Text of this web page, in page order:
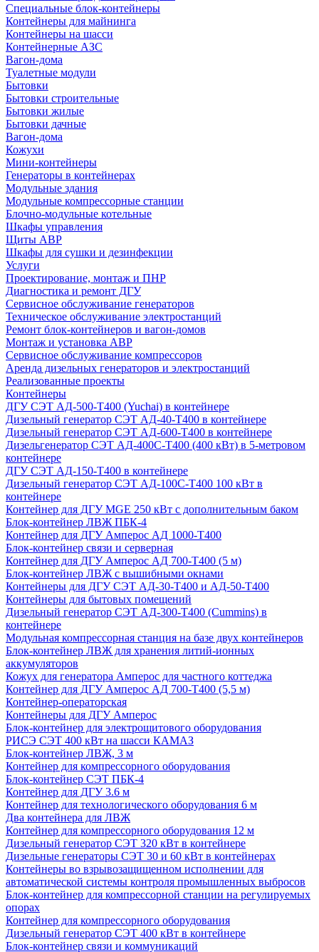
Специальные блок-контейнеры
Контейнеры для майнинга
Контейнеры на шасси
Контейнерные АЗС
Вагон-дома
Туалетные модули
Бытовки
Бытовки строительные
Бытовки жилые
Бытовки дачные
Вагон-дома
Кожухи
Мини-контейнеры
Генераторы в контейнерах
Модульные здания
Модульные компрессорные станции
Блочно-модульные котельные
Шкафы управления
Щиты АВР
Шкафы для сушки и дезинфекции
Услуги
Проектирование, монтаж и ПНР
Диагностика и ремонт ДГУ
Сервисное обслуживание генераторов
Техническое обслуживание электростанций
Ремонт блок-контейнеров и вагон-домов
Монтаж и установка АВР
Сервисное обслуживание компрессоров
Аренда дизельных генераторов и электростанций
Реализованные проекты
Контейнеры
ДГУ СЭТ АД-500-Т400 (Yuchai) в контейнере
Дизельный генератор СЭТ АД-40-Т400 в контейнере
Дизельный генератор СЭТ АД-600-Т400 в контейнере
Дизельгенератор СЭТ АД-400С-Т400 (400 кВт) в 5-метровом
контейнере
ДГУ СЭТ АД-150-Т400 в контейнере
Дизельный генератор СЭТ АД-100С-Т400 100 кВт в
контейнере
Контейнер для ДГУ MGE 250 кВт с дополнительным баком
Блок-контейнер ЛВЖ ПБК-4
Контейнер для ДГУ Амперос АД 1000-Т400
Блок-контейнер связи и серверная
Контейнер для ДГУ Амперос АД 700-Т400 (5 м)
Блок-контейнер ЛВЖ с вышибными окнами
Контейнеры для ДГУ СЭТ АД-30-Т400 и АД-50-Т400
Контейнеры для бытовых помещений
Дизельный генератор СЭТ АД-300-Т400 (Cummins) в
контейнере
Модульная компрессорная станция на базе двух контейнеров
Блок-контейнер ЛВЖ для хранения литий-ионных
аккумуляторов
Кожух для генератора Амперос для частного коттеджа
Контейнер для ДГУ Амперос АД 700-Т400 (5,5 м)
Контейнер-операторская
Контейнеры для ДГУ Амперос
Блок-контейнер для электрощитового оборудования
РИСЭ СЭТ 400 кВт на шасси КАМАЗ
Блок-контейнер ЛВЖ, 3 м
Контейнер для компрессорного оборудования
Блок-контейнер СЭТ ПБК-4
Контейнер для ДГУ 3.6 м
Контейнер для технологического оборудования 6 м
Два контейнера для ЛВЖ
Контейнер для компрессорного оборудования 12 м
Дизельный генератор СЭТ 320 кВт в контейнере
Дизельные генераторы СЭТ 30 и 60 кВт в контейнерах
Контейнеры во взрывозащищенном исполнении для
автоматической системы контроля промышленных выбросов
Блок-контейнер для компрессорной станции на регулируемых
опорах
Контейнер для компрессорного оборудования
Дизельный генератор СЭТ 400 кВт в контейнере
Блок-контейнер связи и коммуникаций